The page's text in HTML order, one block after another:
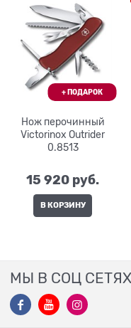
Нож перочинный
Victorinox Outrider
0.8513
15 920 руб.
В КОРЗИНУ
МЫ В СОЦ СЕТЯХ